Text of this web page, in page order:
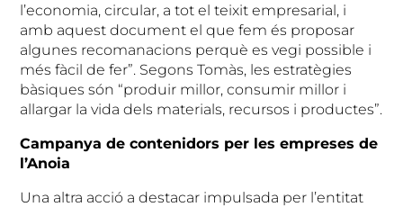
l’economia, circular, a tot el teixit empresarial, i
amb aquest document el que fem és proposar
algunes recomanacions perquè es vegi possible i
més fàcil de fer”. Segons Tomàs, les estratègies
bàsiques són “produir millor, consumir millor i
allargar la vida dels materials, recursos i productes”.
Campanya de contenidors per les empreses de
l’Anoia
Una altra acció a destacar impulsada per l’entitat